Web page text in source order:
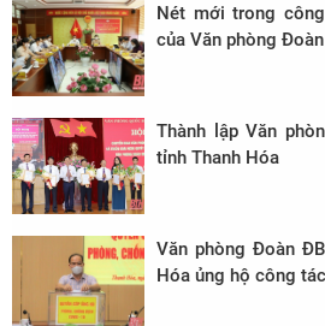
Nét mới trong
của Văn phòng
Thành lập Văn
tỉnh Thanh Hóa
Văn phòng Đoàn
Hóa ủng hộ công